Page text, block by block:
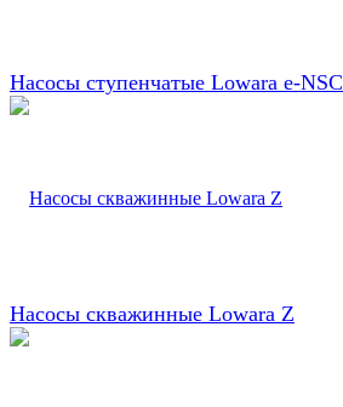
Насосы ступенчатые Lowara e-NSC
Насосы скважинные Lowara Z